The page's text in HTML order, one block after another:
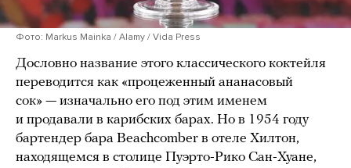
Фото: Markus Mainka / Alamy / Vida Press
Дословно название этого классического коктейля
переводится как «процеженный ананасовый
сок» — изначально его под этим именем
и продавали в карибских барах. Но в 1954 году
бартендер бара Beachcomber в отеле Хилтон,
находящемся в столице Пуэрто-Рико Сан-Хуане,